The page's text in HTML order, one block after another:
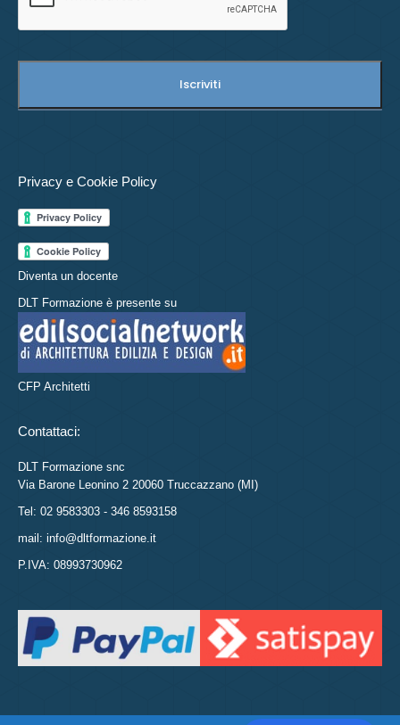
Privacy e Cookie Policy
Diventa un docente
DLT Formazione è presente su
CFP Architetti
Contattaci:
DLT Formazione snc
Via Barone Leonino 2 20060 Truccazzano (MI)
Tel: 02 9583303 - 346 8593158
mail: info@dltformazione.it
P.IVA: 08993730962